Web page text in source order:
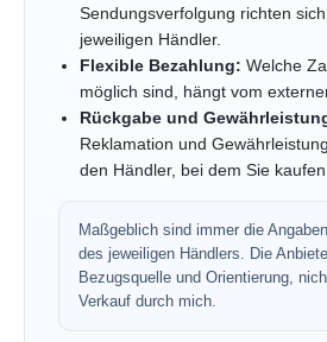
Sendungsverfolgung richten
jeweiligen Händler.
Flexible Bezahlung: Welche
möglich sind, hängt vom
Rückgabe und
Reklamation und
den Händler, bei dem Sie
Maßgeblich sind immer die
des jeweiligen Händlers. Die
Bezugsquelle und Orientierung,
Verkauf durch mich.